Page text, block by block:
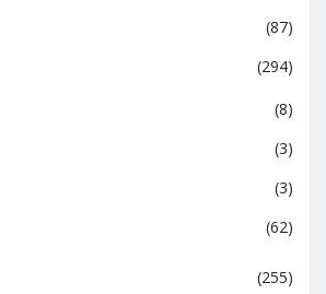
(87)
(294)
(8)
(3)
(3)
(62)
(255)